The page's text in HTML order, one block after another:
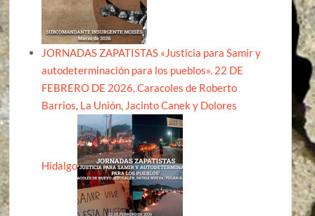
JORNADAS ZAPATISTAS «Justicia para Samir y
autodeterminación para los pueblos». 22 DE
FEBRERO DE 2026, Caracoles de Roberto
Barrios, La Unión, Jacinto Canek y Dolores
Hidalgo